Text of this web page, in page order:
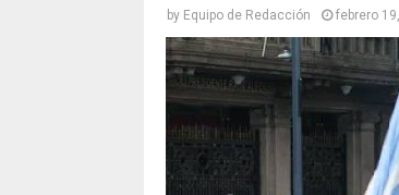
by Equipo de Redacción febrero